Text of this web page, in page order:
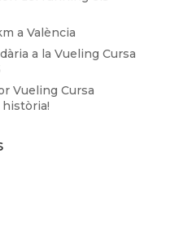
a València
a la Vueling Cursa
Vueling Cursa